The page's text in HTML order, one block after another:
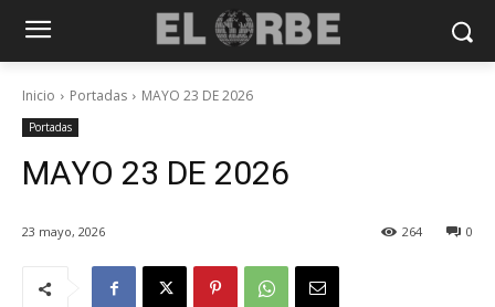
Inicio Portadas MAYO 23 DE 2026
Portadas
MAYO 23 DE 2026
23 mayo, 2026 0
264